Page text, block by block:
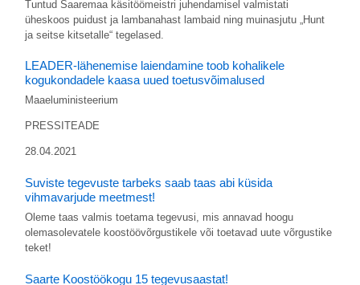
Tuntud Saaremaa käsitöömeistri juhendamisel valmistati
üheskoos puidust ja lambanahast lambaid ning muinasjutu „Hunt
ja seitse kitsetalle“ tegelased.
LEADER-lähenemise laiendamine toob kohalikele
kogukondadele kaasa uued toetusvõimalused
Maaeluministeerium
PRESSITEADE
28.04.2021
Suviste tegevuste tarbeks saab taas abi küsida
vihmavarjude meetmest!
Oleme taas valmis toetama tegevusi, mis annavad hoogu
olemasolevatele koostöövõrgustikele või toetavad uute võrgustike
teket!
Saarte Koostöökogu 15 tegevusaastat!